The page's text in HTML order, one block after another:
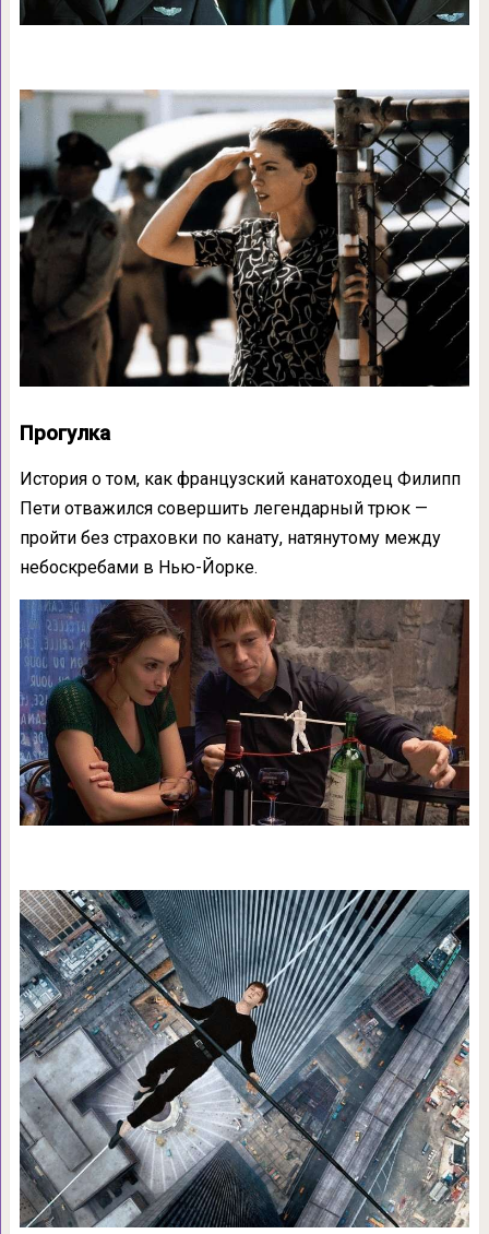
Прогулка
История о том, как французский канатоходец Филипп
Пети отважился совершить легендарный трюк —
пройти без страховки по канату, натянутому между
небоскребами в Нью-Йорке.